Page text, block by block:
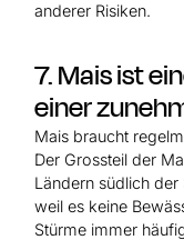
anderer Risiken.
7. Mais ist
einer
Mais braucht
Der Grossteil der
Ländern südlich der
weil es keine
Stürme immer